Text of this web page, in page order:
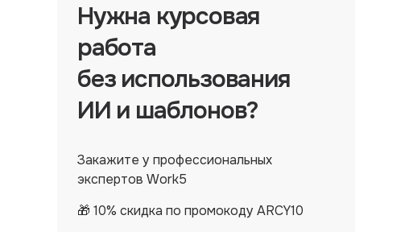
Нужна курсовая
работа
без использования
ИИ и шаблонов?
Закажите у профессиональных
экспертов Work5
🎁 10% скидка по промокоду ARCY10